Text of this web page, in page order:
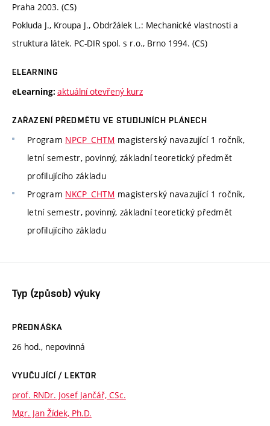
Praha 2003. (CS)
Pokluda J., Kroupa J., Obdržálek L.: Mechanické vlastnosti a
struktura látek. PC-DIR spol. s r.o., Brno 1994. (CS)
ELEARNING
eLearning: aktuální otevřený kurz
ZAŘAZENÍ PŘEDMĚTU VE STUDIJNÍCH PLÁNECH
Program NPCP_CHTM magisterský navazující 1 ročník,
letní semestr, povinný, základní teoretický předmět
profilujícího základu
Program NKCP_CHTM magisterský navazující 1 ročník,
letní semestr, povinný, základní teoretický předmět
profilujícího základu
Typ (způsob) výuky
PŘEDNÁŠKA
26 hod., nepovinná
VYUČUJÍCÍ / LEKTOR
prof. RNDr. Josef Jančář, CSc.
Mgr. Jan Žídek, Ph.D.